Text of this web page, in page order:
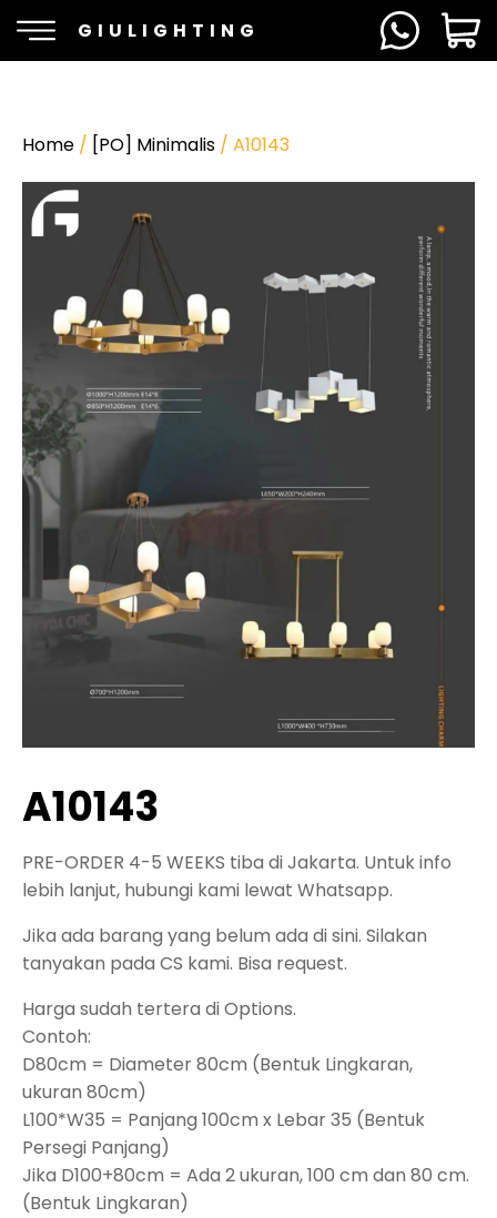
GIULIGHTING
Home / [PO] Minimalis / A10143
A10143
PRE-ORDER 4-5 WEEKS tiba di Jakarta. Untuk info
lebih lanjut, hubungi kami lewat Whatsapp.
Jika ada barang yang belum ada di sini. Silakan
tanyakan pada CS kami. Bisa request.
Harga sudah tertera di Options.
Contoh:
D80cm = Diameter 80cm (Bentuk Lingkaran,
ukuran 80cm)
L100*W35 = Panjang 100cm x Lebar 35 (Bentuk
Persegi Panjang)
Jika D100+80cm = Ada 2 ukuran, 100 cm dan 80 cm.
(Bentuk Lingkaran)